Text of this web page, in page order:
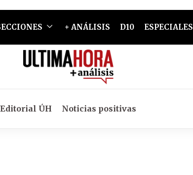
+ ANÁLISIS D10 ESPECIALES
Editorial ÚH Noticias positivas